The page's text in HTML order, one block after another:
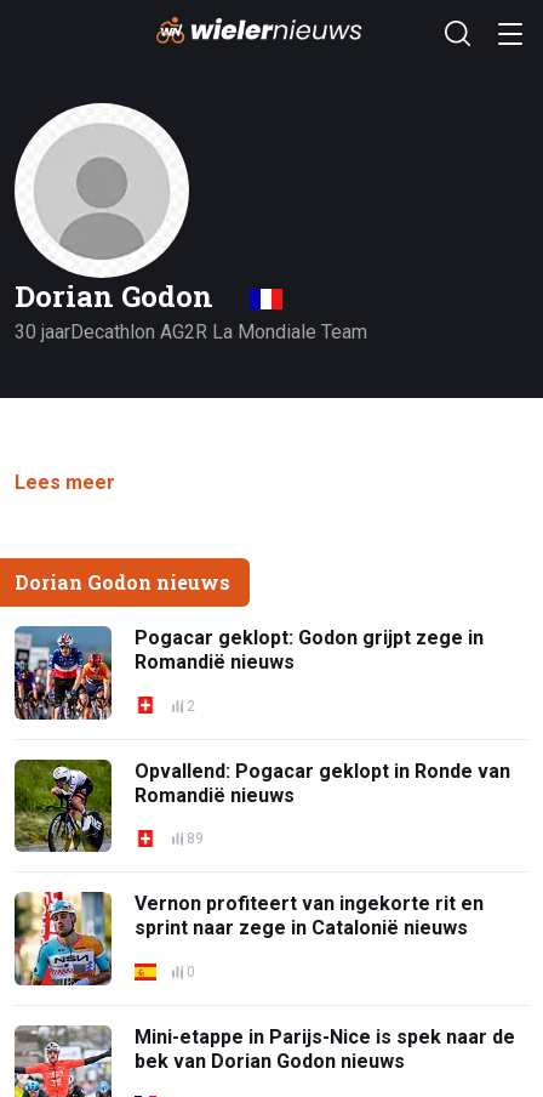
Dorian Godon
30 jaarDecathlon AG2R La Mondiale Team
Lees meer
Dorian Godon nieuws
Pogacar geklopt: Godon grijpt zege in
Romandië nieuws
2
Opvallend: Pogacar geklopt in Ronde van
Romandië nieuws
89
Vernon profiteert van ingekorte rit en
sprint naar zege in Catalonië nieuws
0
Mini-etappe in Parijs-Nice is spek naar de
bek van Dorian Godon nieuws